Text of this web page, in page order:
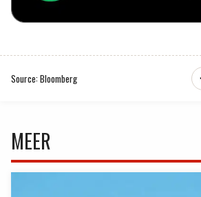
Source: Bloomberg
MEER